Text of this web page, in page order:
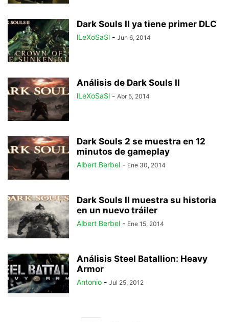
Dark Souls II ya tiene primer DLC
lLeXoSaSl - Jun 6, 2014
Análisis de Dark Souls II
lLeXoSaSl - Abr 5, 2014
Dark Souls 2 se muestra en 12
minutos de gameplay
Albert Berbel - Ene 30, 2014
Dark Souls II muestra su historia
en un nuevo tráiler
Albert Berbel - Ene 15, 2014
Análisis Steel Batallion: Heavy
Armor
Antonio - Jul 25, 2012